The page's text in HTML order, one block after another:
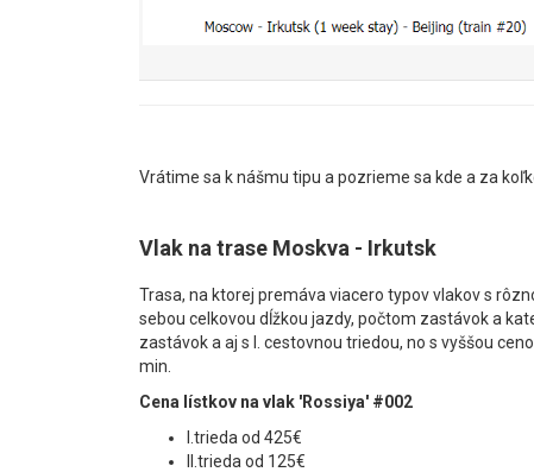
Vrátime sa k nášmu tipu a pozrieme sa kde a za
Vlak na trase Moskva - Irkutsk
Trasa, na ktorej premáva viacero typov vlakov s
sebou celkovou dĺžkou jazdy, počtom zastávok a
zastávok a aj s I. cestovnou triedou, no s vyššou
min.
Cena lístkov na vlak 'Rossiya' #002
I.trieda od 425€
II.trieda od 125€